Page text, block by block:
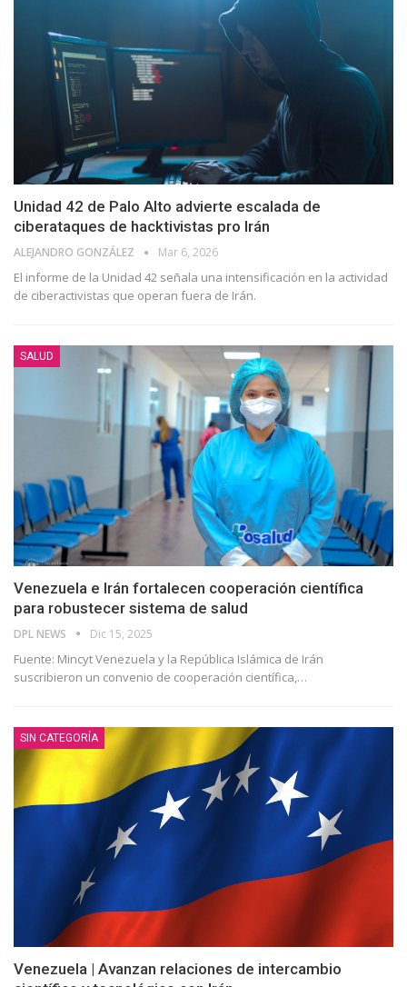
Unidad 42 de Palo Alto advierte escalada de
ciberataques de hacktivistas pro Irán
ALEJANDRO GONZÁLEZ Mar 6, 2026
El informe de la Unidad 42 señala una intensificación en la actividad
de ciberactivistas que operan fuera de Irán.
SALUD
Venezuela e Irán fortalecen cooperación científica
para robustecer sistema de salud
DPL NEWS Dic 15, 2025
Fuente: Mincyt Venezuela y la República Islámica de Irán
suscribieron un convenio de cooperación científica, …
SIN CATEGORÍA
Venezuela | Avanzan relaciones de intercambio